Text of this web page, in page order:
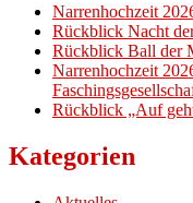
Narrenhochzeit
Rückblick Nacht
Rückblick Ball der
Narrenhochzeit
Rückblick „Auf
Kategorien